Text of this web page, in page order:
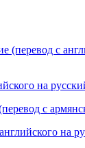
(перевод с
на
с
на